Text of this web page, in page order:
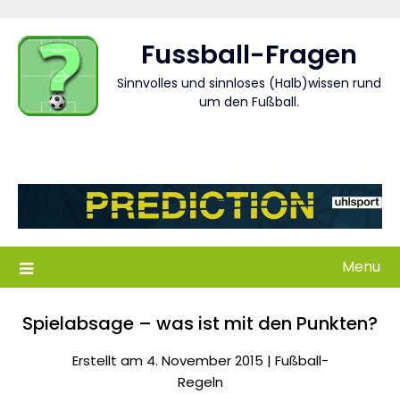
content
Fussball-Fragen
Sinnvolles und sinnloses (Halb)wissen rund
um den Fußball.
Menu
Spielabsage – was ist mit den Punkten?
Erstellt am 4. November 2015 | Fußball-
Regeln